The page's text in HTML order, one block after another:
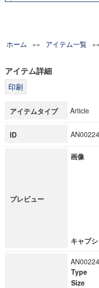
グローバルリサーチ
科学研究費補助金研究
博士課程教育リーデ
ホーム »» アイテム一覧
アイテム詳細
アイテムタイプ Article
ID
プレビュー
画像
キャプ
Type
Size